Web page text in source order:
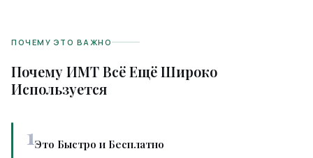
ПОЧЕМУ ЭТО ВАЖНО
Почему ИМТ Всё Ещё Широко
Используется
1Это Быстро и Бесплатно